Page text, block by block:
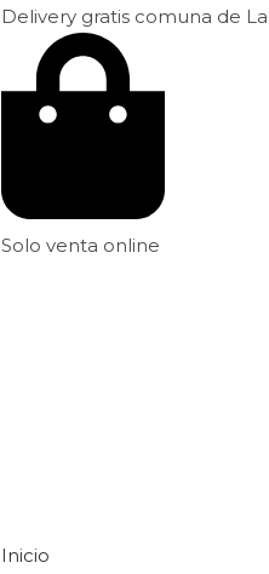
Delivery gratis comuna de
Solo venta online
Inicio